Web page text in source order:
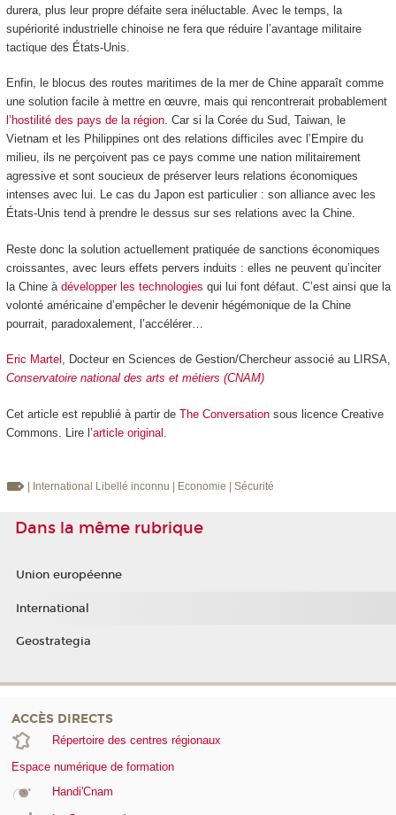
durera, plus leur propre défaite sera inéluctable. Avec le temps, la
supériorité industrielle chinoise ne fera que réduire l’avantage militaire
tactique des États-Unis.
Enfin, le blocus des routes maritimes de la mer de Chine apparaît comme
une solution facile à mettre en œuvre, mais qui rencontrerait probablement
l’hostilité des pays de la région. Car si la Corée du Sud, Taiwan, le
Vietnam et les Philippines ont des relations difficiles avec l’Empire du
milieu, ils ne perçoivent pas ce pays comme une nation militairement
agressive et sont soucieux de préserver leurs relations économiques
intenses avec lui. Le cas du Japon est particulier : son alliance avec les
États-Unis tend à prendre le dessus sur ses relations avec la Chine.
Reste donc la solution actuellement pratiquée de sanctions économiques
croissantes, avec leurs effets pervers induits : elles ne peuvent qu’inciter
la Chine à développer les technologies qui lui font défaut. C’est ainsi que la
volonté américaine d’empêcher le devenir hégémonique de la Chine
pourrait, paradoxalement, l’accélérer…
Eric Martel , Docteur en Sciences de Gestion/Chercheur associé au LIRSA,
Conservatoire national des arts et métiers (CNAM)
Cet article est republié à partir de The Conversationsous licence Creative
Commons. Lire l’article original
| International Libellé inconnu | Economie | Sécurité
Dans la même rubrique
Union européenne
International
Geostrategia
ACCÈS DIRECTS
Répertoire des centres régionaux
Espace numérique de formation
Handi'Cnam